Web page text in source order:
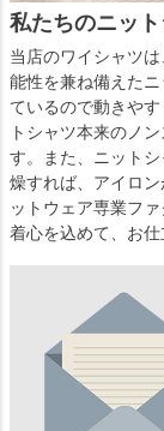
私たちのニッ
当店のワイシャツ
能性を兼ね備えた
ているので動きや
トシャツ本来のノ
す。また、ニット
燥すれば、アイロ
ットウェア専業フ
着心を込めて、お仕